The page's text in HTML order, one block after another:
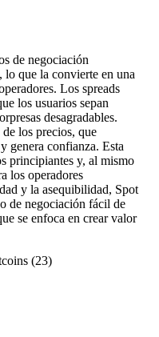
de negociación
lo que la convierte en una
Los spreads
los usuarios sepan
desagradables.
los precios, que
genera confianza. Esta
principiantes y, al mismo
los operadores
y la asequibilidad, Spot
de negociación fácil de
se enfoca en crear valor